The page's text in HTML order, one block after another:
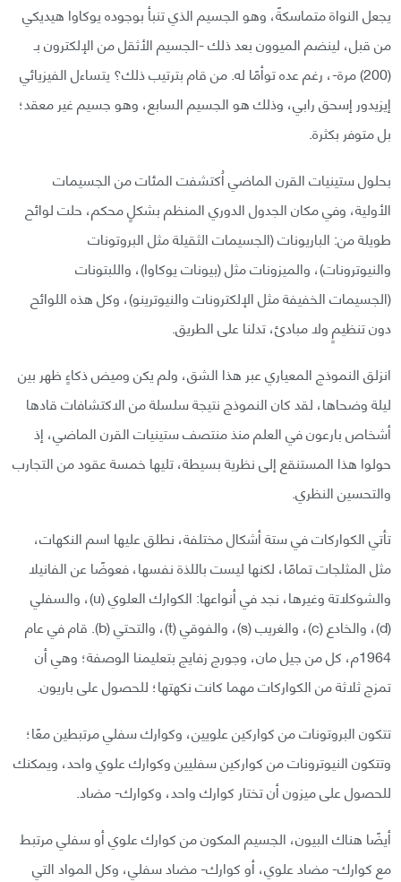
يجعل النواة متماسكةً، وهو الجسيم الذي تنبأ بوجوده يوكاوا هيديكي
من قبل، لينضم الميوون بعد ذلك -الجسيم الأثقل من الإلكترون بـ
(200) مرة-، رغم عده توأمًا له. من قام بترتيب ذلك؟ يتساءل الفيزيائي
إيزيدور إسحق رابي، وذلك هو الجسيم السابع، وهو جسيم غير معقد؛
بل متوفر بكثرة.
بحلول ستينيات القرن الماضي اُكتشفت المئات من الجسيمات
الأولية، وفي مكان الجدول الدوري المنظم بشكلٍ محكم، حلت لوائح
طويلة من: الباريونات (الجسيمات الثقيلة مثل البروتونات
والنيوترونات)، والميزونات مثل (بيونات يوكاوا)، واللبتونات
(الجسيمات الخفيفة مثل الإلكترونات والنيوترينو)، وكل هذه اللوائح
دون تنظيمٍ ولا مبادئ، تدلنا على الطريق.
انزلق النموذج المعياري عبر هذا الشق، ولم يكن وميض ذكاءٍ ظهر بين
ليلة وضحاها، لقد كان النموذج نتيجة سلسلة من الاكتشافات قادها
أشخاص بارعون في العلم منذ منتصف ستينيات القرن الماضي، إذ
حولوا هذا المستنقع إلى نظرية بسيطة، تليها خمسة عقود من التجارب
والتحسين النظري.
تأتي الكواركات في ستة أشكال مختلفة، نطلق عليها اسم النكهات،
مثل المثلجات تمامًا، لكنها ليست باللذة نفسها، فعوضًا عن الفانيلا
والشوكلاتة وغيرها، نجد في أنواعها: الكوارك العلوي (u)، والسفلي
(d)، والخادع (c)، والغريب (s)، والفوقي (t)، والتحتي (b). قام في عام
1964م، كل من جيل مان، وجورج زفايج بتعليمنا الوصفة؛ وهي أن
تمزج ثلاثة من الكواركات مهما كانت نكهتها؛ للحصول على باريون.
تتكون البروتونات من كواركين علويين، وكوارك سفلي مرتبطين معًا؛
وتتكون النيوترونات من كواركين سفليين وكوارك علوي واحد، ويمكنك
للحصول على ميزون أن تختار كوارك واحد، وكوارك- مضاد.
أيضًا هناك البيون، الجسيم المكون من كوارك علوي أو سفلي مرتبط
مع كوارك- مضاد علوي، أو كوارك- مضاد سفلي، وكل المواد التي